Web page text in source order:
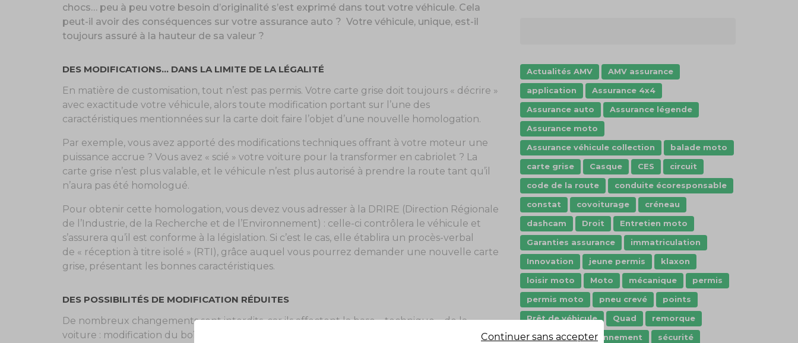
chocs… peu à peu votre besoin d’originalité s’est exprimé dans tout votre véhicule. Cela
peut-il avoir des conséquences sur votre assurance auto ? Votre véhicule, unique, est-il
toujours assuré à la hauteur de sa valeur ?
DES MODIFICATIONS… DANS LA LIMITE DE LA LÉGALITÉ
En matière de customisation, tout n’est pas permis. Votre carte grise doit toujours « décrire »
avec exactitude votre véhicule, alors toute modification portant sur l’une des
caractéristiques mentionnées sur la carte doit faire l’objet d’une nouvelle homologation.
Par exemple, vous avez apporté des modifications techniques offrant à votre moteur une
puissance accrue ? Vous avez « scié » votre voiture pour la transformer en cabriolet ? La
carte grise n’est plus valable, et le véhicule n’est plus autorisé à prendre la route tant qu’il
n’aura pas été homologué.
Pour obtenir cette homologation, vous devez vous adresser à la DRIRE (Direction Régionale
de l’Industrie, de la Recherche et de l’Environnement) : celle-ci contrôlera le véhicule et
s’assurera qu’il est conforme à la législation. Si c’est le cas, elle établira un procès-verbal
de « réception à titre isolé » (RTI), grâce auquel vous pourrez demander une nouvelle carte
grise, présentant les bonnes caractéristiques.
DES POSSIBILITÉS DE MODIFICATION RÉDUITES
De nombreux changements sont interdits, car ils affectent la base « technique » de la
voiture : modification du boîtier électronique, augmentation de la cylindrée du moteur,
Actualités AMV
AMV assurance
application
Assurance 4x4
Assurance auto
Assurance légende
Assurance moto
Assurance véhicule collection
balade moto
carte grise
Casque CES
circuit
code de la route
conduite écoresponsable
constat
covoiturage
créneau
dashcam
Droit
Entretien moto
Garanties assurance
immatriculation
Innovation
jeune permis
klaxon
loisir moto
Moto mécanique
permis
permis moto
pneu crevé
points
Prêt de véhicule
Quad
remorque
scooter
stationnement
sécurité
Continuer sans accepter